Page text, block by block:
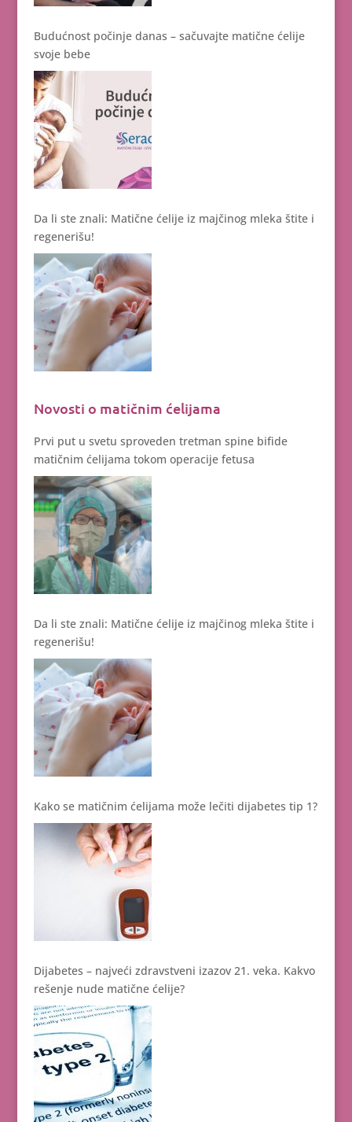
Budućnost počinje danas – sačuvajte matične ćelije
svoje bebe
Da li ste znali: Matične ćelije iz majčinog mleka štite i
regenerišu!
Novosti o matičnim ćelijama
Prvi put u svetu sproveden tretman spine bifide
matičnim ćelijama tokom operacije fetusa
Da li ste znali: Matične ćelije iz majčinog mleka štite i
regenerišu!
Kako se matičnim ćelijama može lečiti dijabetes tip 1?
Dijabetes – najveći zdravstveni izazov 21. veka. Kakvo
rešenje nude matične ćelije?